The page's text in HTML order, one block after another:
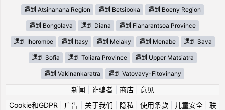
遇到 Atsinanana Region 遇到 Betsiboka 遇到 Boeny Region
遇到 Bongolava 遇到 Diana 遇到 Fianarantsoa Province
遇到 Ihorombe 遇到 Itasy 遇到 Melaky 遇到 Menabe 遇到 Sava
遇到 Sofia 遇到 Toliara Province 遇到 Upper Matsiatra
遇到 Vakinankaratra 遇到 Vatovavy-Fitovinany
新闻 诈骗者| 商店| 意见
Cookie和GDPR
广告| 关于我们 隐私 使用条款| 儿童安全| 联